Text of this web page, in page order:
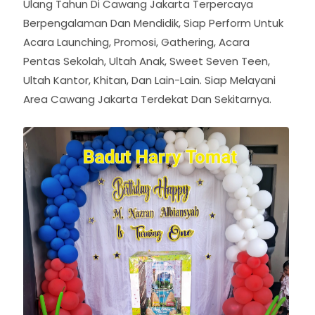
Ulang Tahun Di Cawang Jakarta Terpercaya
Berpengalaman Dan Mendidik, Siap Perform Untuk
Acara Launching, Promosi, Gathering, Acara
Pentas Sekolah, Ultah Anak, Sweet Seven Teen,
Ultah Kantor, Khitan, Dan Lain-Lain. Siap Melayani
Area Cawang Jakarta Terdekat Dan Sekitarnya.